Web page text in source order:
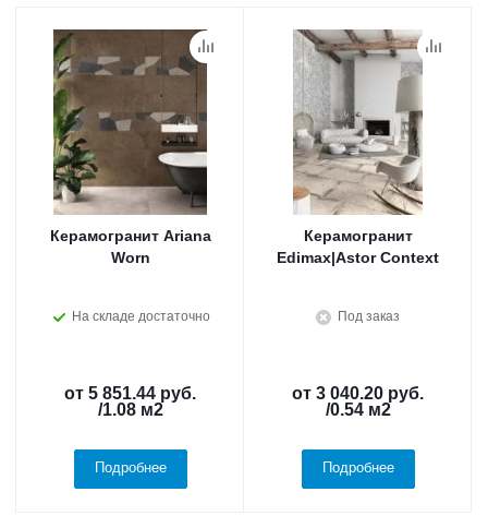
Керамогранит Ariana
Worn
На складе достаточно
от 5 851.44 руб.
/1.08 м2
Подробнее
Керамогранит
Edimax|Astor Context
Под заказ
от 3 040.20 руб.
/0.54 м2
Подробнее